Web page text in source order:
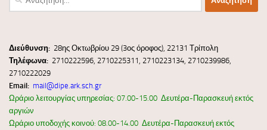
Διεύθυνση: 28ης Οκτωβρίου 29 (3ος όροφος), 22131 Τρίπολη
Τηλέφωνα: 2710222596, 2710225311, 2710223134, 2710239986,
2710222029
Email: mail@dipe.ark.sch.gr
Ωράριο λειτουργίας υπηρεσίας: 07.00-15.00 Δευτέρα-Παρασκευή εκτός
αργιών
Ωράριο υποδοχής κοινού: 08.00-14.00 Δευτέρα-Παρασκευή εκτός